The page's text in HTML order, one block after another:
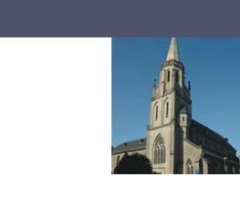
Zum Hauptinhalt springen